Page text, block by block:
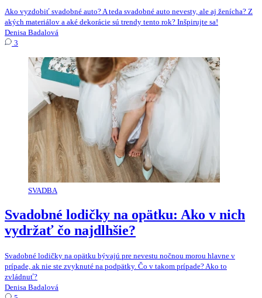
Ako vyzdobiť svadobné auto? A teda svadobné auto nevesty, ale aj ženícha? Z
akých materiálov a aké dekorácie sú trendy tento rok? Inšpirujte sa!
Denisa Badalová
3
SVADBA
Svadobné lodičky na opätku: Ako v nich
vydržať čo najdlhšie?
Svadobné lodičky na opätku bývajú pre nevestu nočnou morou hlavne v
prípade, ak nie ste zvyknuté na podpätky. Čo v takom prípade? Ako to
zvládnuť?
Denisa Badalová